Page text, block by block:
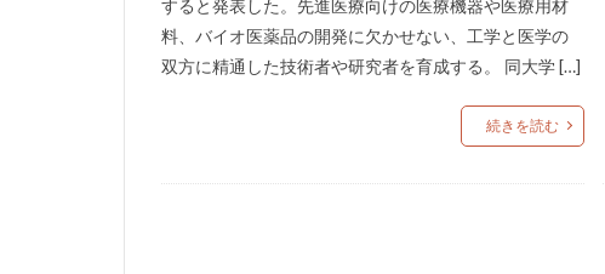
すると発表した。先進医療向けの医療機器や医療用材
料、バイオ医薬品の開発に欠かせない、工学と医学の
双方に精通した技術者や研究者を育成する。 同大学 […]
続きを読む